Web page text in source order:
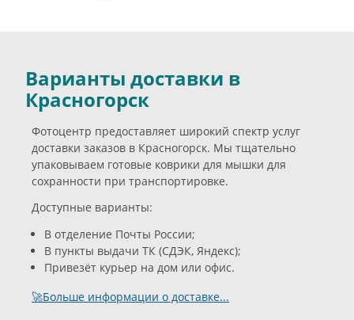
Варианты доставки в
Красногорск
Фотоцентр предоставляет широкий спектр услуг
доставки заказов в Красногорск. Мы тщательно
упаковываем готовые коврики для мышки для
сохранности при транспортировке.
Доступные варианты:
В отделение Почты России;
В пункты выдачи ТК (СДЭК, Яндекс);
Привезёт курьер на дом или офис.
🚀Больше информации о доставке...